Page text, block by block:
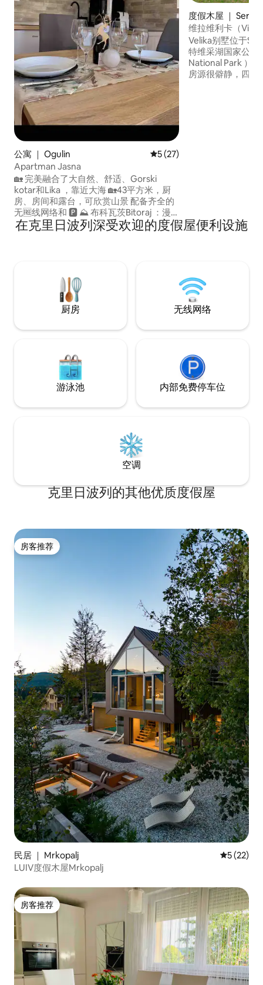
公寓 ｜ Ogulin 平均评分 5 分（满分 5 分）
5 (27)
Apartman Jasna
🏡 完美融合了大自然、舒适、Gorski
kotar和Lika ，靠近大海 🏡43平方米，厨
房、房间和露台，可欣赏山景 配备齐全的
无🆓线网络和 🅿️ ⛰️ 布科瓦茨Bitoraj ：漫
步小径，欣赏原始大自然，享受山间新鲜
空气 距离饮用水和仅300米的井水💦源
Novi Vinodolski海滩或Crikvenica海滩 🍽️
度假木屋 ｜ Sertić
维拉维利卡（Vila
级）
Velika别墅位于
特维采湖国家公园
National Park ）
房源很僻静，四周
在克里日波列深受欢迎的度假屋便利设施
厨房 无线网络
游泳池 内部免费停车位
空调
克里日波列的其他优质度假屋
房客推荐
房客推荐
民居 ｜ Mrkopalj 平均评分
5 (22)
LUIV度假木屋Mrkopalj
房客推荐
房客推荐